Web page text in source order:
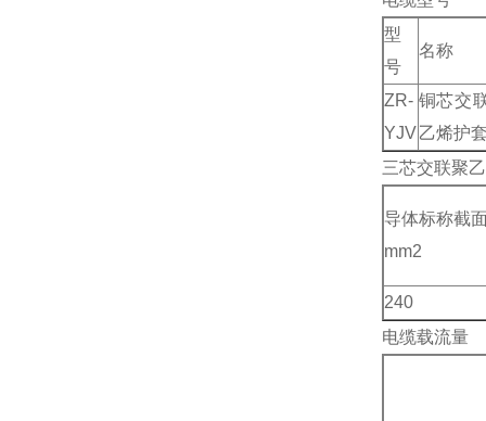
型
号
名称
ZR-
YJV
铜芯交
乙烯护
三芯交联聚
导体标称截
mm2
240
电缆载流量